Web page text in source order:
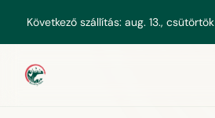
Következő szállítás: aug. 13., csütörtök